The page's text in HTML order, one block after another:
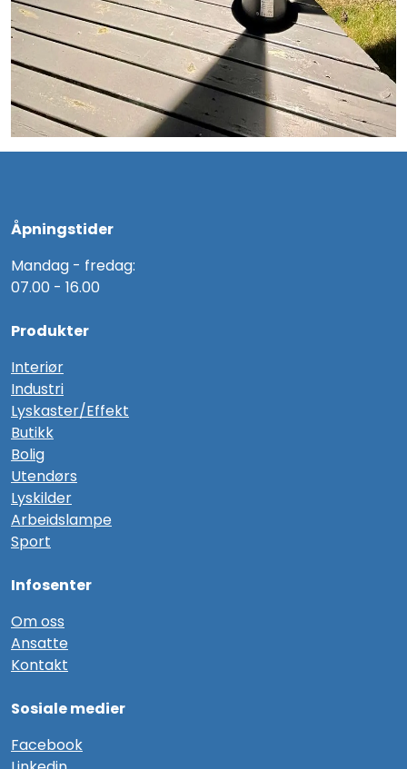
Åpningstider
Mandag - fredag:
07.00 - 16.00
Produkter
Interiør
Industri
Lyskaster/Effekt
Butikk
Bolig
Utendørs
Lyskilder
Arbeidslampe
Sport
Infosenter
Om oss
Ansatte
Kontakt
Sosiale medier
Facebook